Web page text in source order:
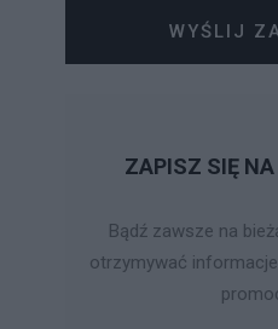
WYŚLIJ
ZAPISZ SIĘ
Bądź zawsze na
otrzymywać